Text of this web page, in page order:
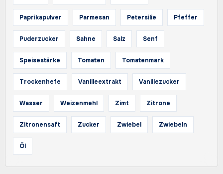
Paprikapulver Parmesan Petersilie Pfeffer
Puderzucker Sahne Salz Senf
Speisestärke Tomaten Tomatenmark
Trockenhefe Vanilleextrakt Vanillezucker
Wasser Weizenmehl Zimt Zitrone
Zitronensaft Zucker Zwiebel Zwiebeln
Öl